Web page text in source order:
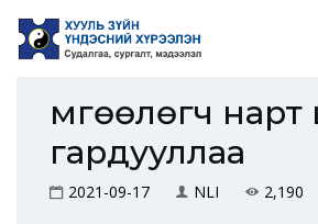
Өмгөөлөгч
гардууллаа
2021-09-17 NLI 2,190